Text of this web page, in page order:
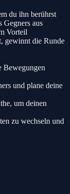
du ihn berührst
Gegners aus
Vorteil
gewinnt die Runde
Bewegungen
und plane deine
um deinen
zu wechseln und